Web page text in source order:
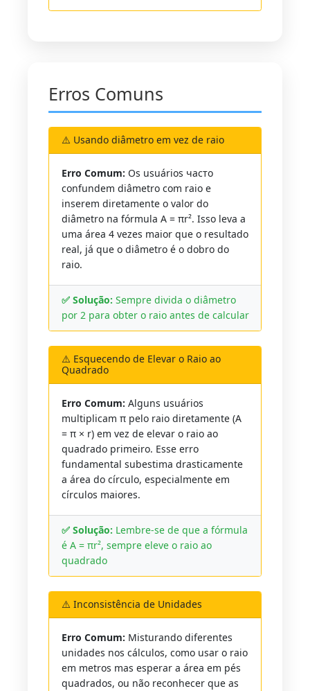
Erros Comuns
⚠️ Usando diâmetro em vez de raio
Erro Comum: Os usuários часто
confundem diâmetro com raio e
inserem diretamente o valor do
diâmetro na fórmula A = πr². Isso leva a
uma área 4 vezes maior que o resultado
real, já que o diâmetro é o dobro do
raio.
✅ Solução: Sempre divida o diâmetro
por 2 para obter o raio antes de calcular
⚠️ Esquecendo de Elevar o Raio ao
Quadrado
Erro Comum: Alguns usuários
multiplicam π pelo raio diretamente (A
= π × r) em vez de elevar o raio ao
quadrado primeiro. Esse erro
fundamental subestima drasticamente
a área do círculo, especialmente em
círculos maiores.
✅ Solução: Lembre-se de que a fórmula
é A = πr², sempre eleve o raio ao
quadrado
⚠️ Inconsistência de Unidades
Erro Comum: Misturando diferentes
unidades nos cálculos, como usar o raio
em metros mas esperar a área em pés
quadrados, ou não reconhecer que as